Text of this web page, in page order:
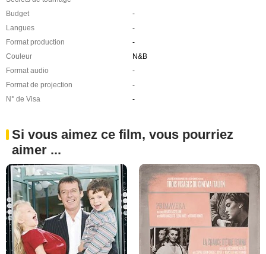
Budget
-
Langues
-
Format production
-
Couleur
N&B
Format audio
-
Format de projection
-
N° de Visa
-
Si vous aimez ce film, vous pourriez
aimer ...